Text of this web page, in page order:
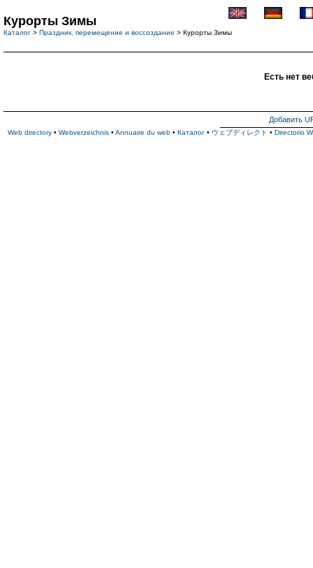
Курорты Зимы
Каталог > Праздник, перемещение и воссоздание > Курорты Зимы
Есть нет
Добавить
Web directory • Webverzeichnis • Annuaire du web • Каталог • ウェブディレクト • Directorio